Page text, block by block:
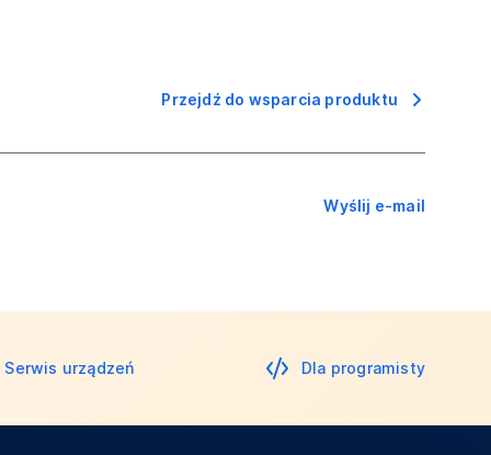
Przejdź do wsparcia produktu
Wyślij e-mail
Serwis urządzeń Dla programisty